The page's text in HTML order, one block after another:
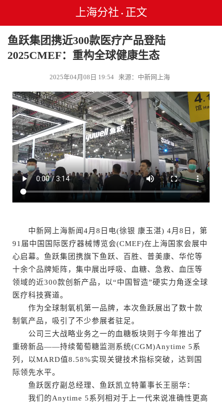
上海分社 • 正文
鱼跃集团携近300款医疗产品登陆
2025CMEF：重构全球健康生态
2025年04月08日 19:54 来源：中新网上海
中新网上海新闻4月8日电(徐银 康玉湛) 4月8日，第
91届中国国际医疗器械博览会(CMEF)在上海国家会展中
心启幕。鱼跃集团携旗下鱼跃、百胜、普美康、华佗等
十余个品牌矩阵，集中展出呼吸、血糖、急救、血压等
领域的近300款创新产品，以“中国智造”硬实力角逐全球
医疗科技赛道。
作为全球制氧机第一品牌，本次鱼跃展出了数十款
制氧产品，吸引了不少参展者驻足。
公司三大战略业务之一的血糖板块则于今年推出了
重磅新品——持续葡萄糖监测系统(CGM)Anytime 5系
列，以MARD值8.58%实现关键技术指标突破，达到国
际领先水平。
鱼跃医疗副总经理、鱼跃凯立特董事长王丽华：
我们的Anytime 5系列相对于上一代来说准确性更高